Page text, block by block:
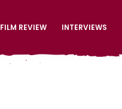
FILM REVIEW INTERVIEWS